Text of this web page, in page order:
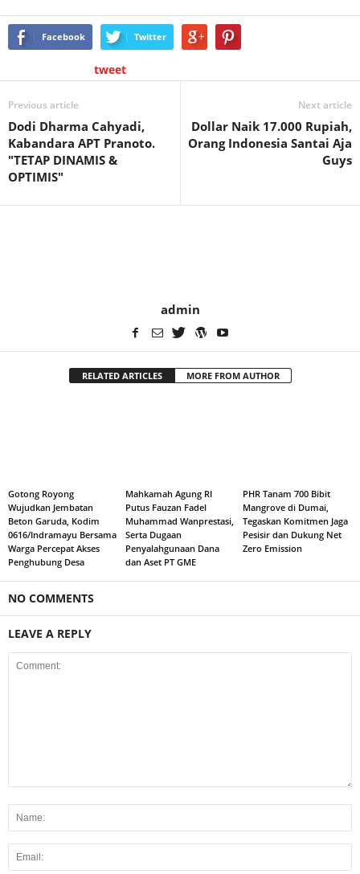
Facebook Twitter
tweet
Previous article
Dodi Dharma Cahyadi,
Kabandara APT Pranoto.
"TETAP DINAMIS &
OPTIMIS"
Next article
Dollar Naik 17.000 Rupiah,
Orang Indonesia Santai Aja
Guys
admin
RELATED ARTICLES MORE FROM AUTHOR
Gotong Royong
Wujudkan Jembatan
Beton Garuda, Kodim
0616/Indramayu Bersama
Warga Percepat Akses
Penghubung Desa
Mahkamah Agung RI
Putus Fauzan Fadel
Muhammad Wanprestasi,
Serta Dugaan
Penyalahgunaan Dana
dan Aset PT GME
PHR Tanam 700 Bibit
Mangrove di Dumai,
Tegaskan Komitmen Jaga
Pesisir dan Dukung Net
Zero Emission
NO COMMENTS
LEAVE A REPLY